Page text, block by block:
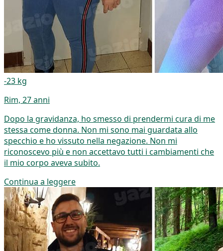
-23 kg
Rim, 27 anni
Dopo la gravidanza, ho smesso di prendermi cura di me
stessa come donna. Non mi sono mai guardata allo
specchio e ho vissuto nella negazione. Non mi
riconoscevo più e non accettavo tutti i cambiamenti che
il mio corpo aveva subito.
Continua a leggere